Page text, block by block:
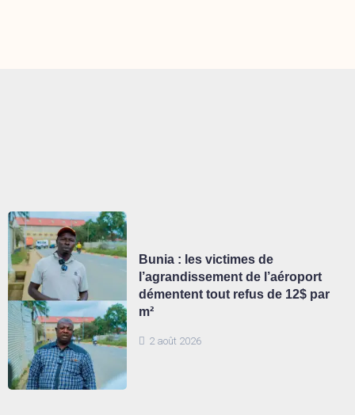
2 août 2026
Bunia : les victimes de
l’agrandissement de l’aéroport
démentent tout refus de 12$ par
m²